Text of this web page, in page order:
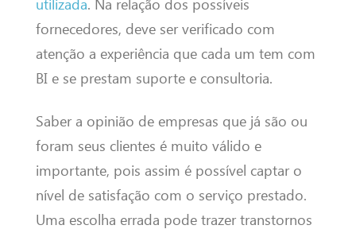
utilizada. Na relação dos possíveis
fornecedores, deve ser verificado com
atenção a experiência que cada um tem com
BI e se prestam suporte e consultoria.
Saber a opinião de empresas que já são ou
foram seus clientes é muito válido e
importante, pois assim é possível captar o
nível de satisfação com o serviço prestado.
Uma escolha errada pode trazer transtornos